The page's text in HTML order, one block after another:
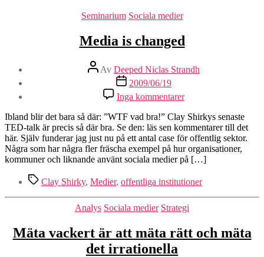
Kategorier
Seminarium Sociala medier
Media is changed
Inläggsförfattare
Av Deeped Niclas Strandh
Inläggsdatum
2009/06/19
Inga kommentarertill
Media
is
changed
Ibland blir det bara så där: ”WTF vad bra!” Clay Shirkys senaste
TED-talk är precis så där bra. Se den: läs sen kommentarer till det
här. Själv funderar jag just nu på ett antal case för offentlig sektor.
Några som har några fler fräscha exempel på hur organisationer,
kommuner och liknande använt sociala medier på […]
Etiketter
Clay Shirky, Medier, offentliga institutioner
Kategorier
Analys Sociala medier Strategi
Mäta vackert är att mäta rätt och mäta
det irrationella